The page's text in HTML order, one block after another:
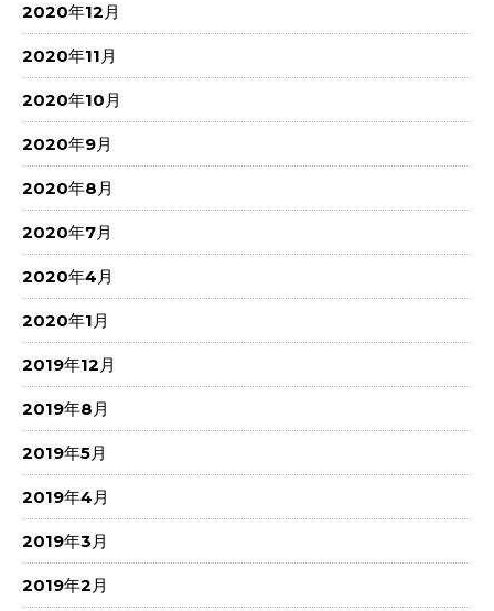
2020年12月
2020年11月
2020年10月
2020年9月
2020年8月
2020年7月
2020年4月
2020年1月
2019年12月
2019年8月
2019年5月
2019年4月
2019年3月
2019年2月